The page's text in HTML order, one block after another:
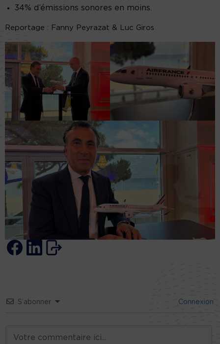
34% d’émissions sonores en moins.
Reportage : Fanny Peyrazat & Luc Giros
S’abonner Connexion